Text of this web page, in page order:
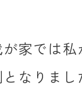
家では
なりまし